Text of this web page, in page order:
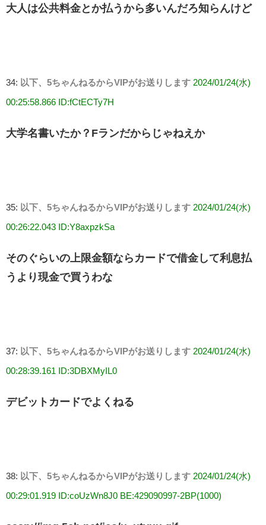
大人は公共料金とか払うから多いんだろ知らんけど
34: 以下、5ちゃんねるからVIPがお送りします 2024/01/24(水)
00:25:58.866 ID:fCtECTy7H
大学名書いたか？Fランだからじゃねえか
35: 以下、5ちゃんねるからVIPがお送りします 2024/01/24(水)
00:26:22.043 ID:Y8axpzkSa
そのぐらいの上限金額ならカードで借金して利息払
うより現金で買うわな
37: 以下、5ちゃんねるからVIPがお送りします 2024/01/24(水)
00:28:39.161 ID:3DBXMyIL0
デビットカードでよくねる
38: 以下、5ちゃんねるからVIPがお送りします 2024/01/24(水)
00:29:01.919 ID:coUzWn8J0 BE:429090997-2BP(1000)